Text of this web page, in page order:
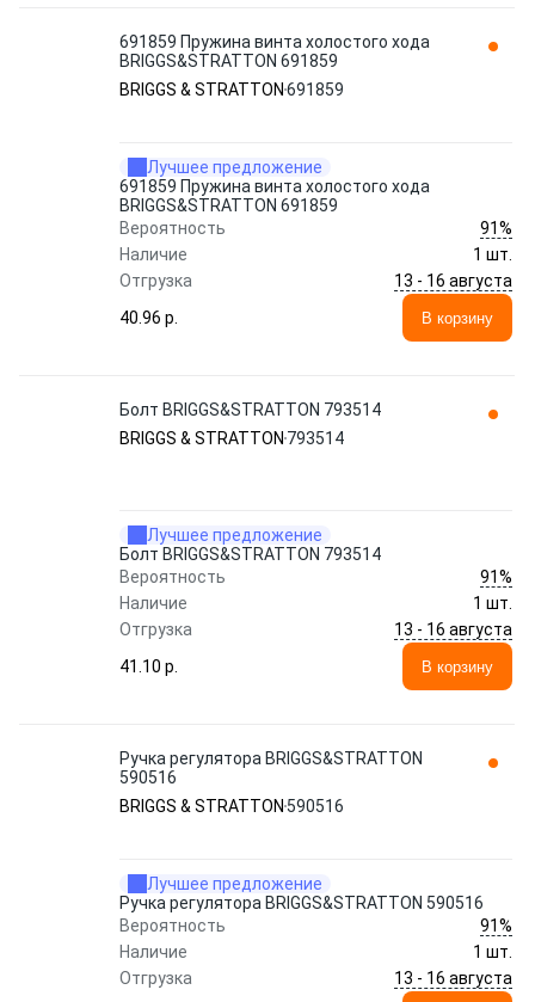
691859 Пружина винта холостого хода
BRIGGS&STRATTON 691859
BRIGGS & STRATTON 691859
Лучшее предложение
691859 Пружина винта холостого хода
BRIGGS&STRATTON 691859
Вероятность
91%
Наличие
1 шт.
Отгрузка
13 - 16 августа
40.96 p.
В корзину
Болт BRIGGS&STRATTON 793514
BRIGGS & STRATTON 793514
Лучшее предложение
Болт BRIGGS&STRATTON 793514
Вероятность
91%
Наличие
1 шт.
Отгрузка
13 - 16 августа
41.10 p.
В корзину
Ручка регулятора BRIGGS&STRATTON
590516
BRIGGS & STRATTON 590516
Лучшее предложение
Ручка регулятора BRIGGS&STRATTON 590516
Вероятность
91%
Наличие
1 шт.
Отгрузка
13 - 16 августа